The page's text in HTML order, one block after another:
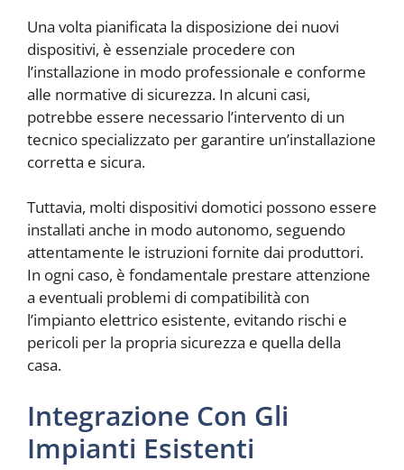
Una volta pianificata la disposizione dei nuovi
dispositivi, è essenziale procedere con
l’installazione in modo professionale e conforme
alle normative di sicurezza. In alcuni casi,
potrebbe essere necessario l’intervento di un
tecnico specializzato per garantire un’installazione
corretta e sicura.
Tuttavia, molti dispositivi domotici possono essere
installati anche in modo autonomo, seguendo
attentamente le istruzioni fornite dai produttori.
In ogni caso, è fondamentale prestare attenzione
a eventuali problemi di compatibilità con
l’impianto elettrico esistente, evitando rischi e
pericoli per la propria sicurezza e quella della
casa.
Integrazione Con Gli
Impianti Esistenti